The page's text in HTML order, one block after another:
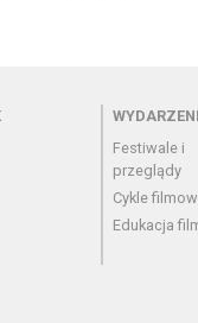
- cennik Menu -
Festiwale i
przeglądy
Cykle
Edukacja